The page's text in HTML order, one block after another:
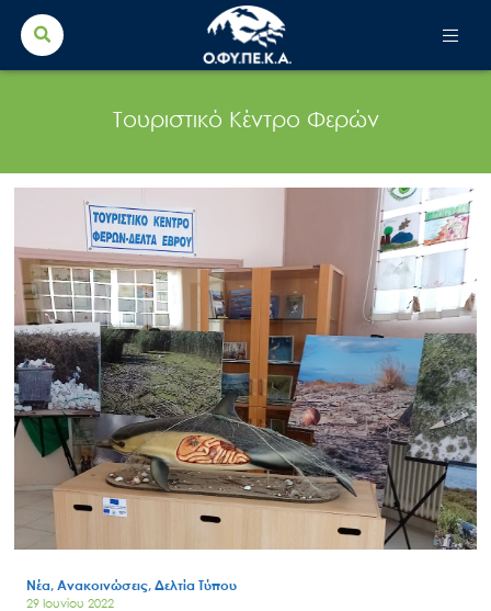
Search
for:
Τουριστικό Κέντρο Φερών
Νέα, Ανακοινώσεις, Δελτία Τύπου
29 Ιουνίου 2022